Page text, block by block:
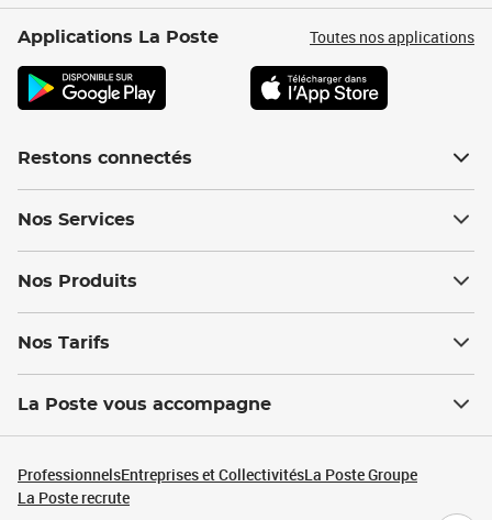
Applications La Poste Toutes nos applications
Restons connectés
Nos Services
Nos Produits
Nos Tarifs
La Poste vous accompagne
ProfessionnelsEntreprises et CollectivitésLa Poste Groupe
La Poste recrute